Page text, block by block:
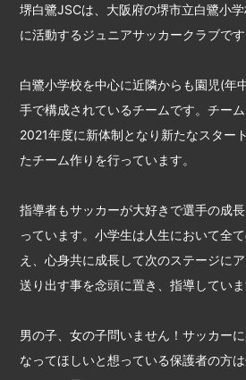
堺白鷺JSCは、大阪府の堺市立白鷺小
に活動するジュニアサッカークラブです
白鷺小学校を中心に近隣からも園児(年
手で構成されているチームです。チー
2021年度に新体制となり新たなスター
たチーム作りを行っています。
指導者もサッカーが大好きで選手の成
っています。小学生は人生において全
え、心身共に成長して次のステージに
送り出す事を念頭に置き、指導していま
男の子、女の子問いません！サッカー
なってほしいと想っている保護者の方